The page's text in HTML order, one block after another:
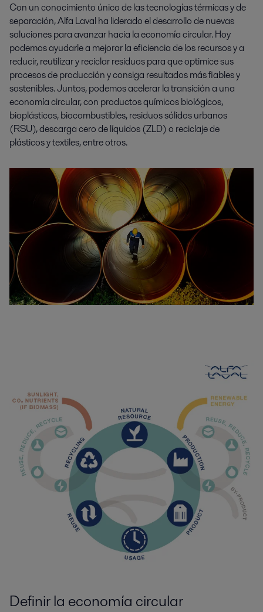
Con un conocimiento único de las tecnologías térmicas y de
separación, Alfa Laval ha liderado el desarrollo de nuevas
soluciones para avanzar hacia la economía circular. Hoy
podemos ayudarle a mejorar la eficiencia de los recursos y a
reducir, reutilizar y reciclar residuos para que optimice sus
procesos de producción y consiga resultados más fiables y
sostenibles. Juntos, podemos acelerar la transición a una
economía circular, con productos químicos biológicos,
bioplásticos, biocombustibles, residuos sólidos urbanos
(RSU), descarga cero de líquidos (ZLD) o reciclaje de
plásticos y textiles, entre otros.
Definir la economía circular